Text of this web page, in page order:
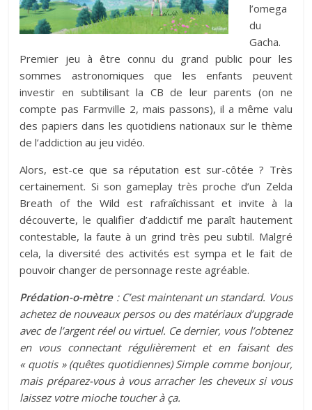
l’omega
du
Gacha.
Premier jeu à être connu du grand public pour les
sommes astronomiques que les enfants peuvent
investir en subtilisant la CB de leur parents (on ne
compte pas Farmville 2, mais passons), il a même valu
des papiers dans les quotidiens nationaux sur le thème
de l’addiction au jeu vidéo.
Alors, est-ce que sa réputation est sur-côtée ? Très
certainement. Si son gameplay très proche d’un Zelda
Breath of the Wild est rafraîchissant et invite à la
découverte, le qualifier d’addictif me paraît hautement
contestable, la faute à un grind très peu subtil. Malgré
cela, la diversité des activités est sympa et le fait de
pouvoir changer de personnage reste agréable.
Prédation-o-mètre: C’est maintenant un standard. Vous
achetez de nouveaux persos ou des matériaux d’upgrade
avec de l’argent réel ou virtuel. Ce dernier, vous l’obtenez
en vous connectant régulièrement et en faisant des
« quotis » (quêtes quotidiennes) Simple comme bonjour,
mais préparez-vous à vous arracher les cheveux si vous
laissez votre mioche toucher à ça.